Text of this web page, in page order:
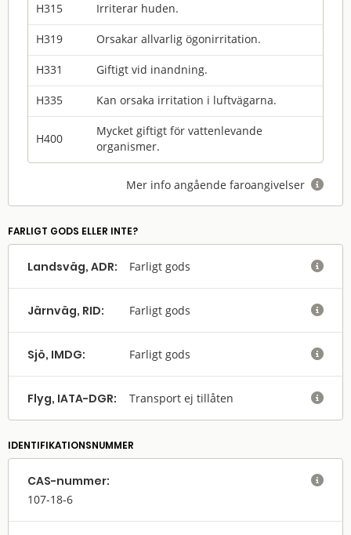
H315 Irriterar huden.
H319 Orsakar allvarlig ögonirritation.
H331 Giftigt vid inandning.
H335 Kan orsaka irritation i luftvägarna.
H400
Mycket giftigt för vattenlevande
organismer.
Mer info angående faroangivelser 
FARLIGT GODS ELLER INTE?
Landsväg, ADR: Farligt gods 
Järnväg, RID: Farligt gods 
Sjö, IMDG: Farligt gods 
Flyg, IATA-DGR: Transport ej tillåten 
IDENTIFIKATIONSNUMMER
CAS-nummer:
107-18-6
